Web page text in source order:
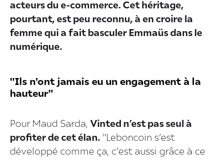
acteurs du e-commerce. Cet héritage,
pourtant, est peu reconnu, à en croire la
femme qui a fait basculer Emmaüs dans le
numérique.
"Ils n'ont jamais eu un engagement à la
hauteur"
Pour Maud Sarda, Vinted n’est pas seul à
profiter de cet élan. "Leboncoin s’est
développé comme ça, c’est aussi grâce à ce